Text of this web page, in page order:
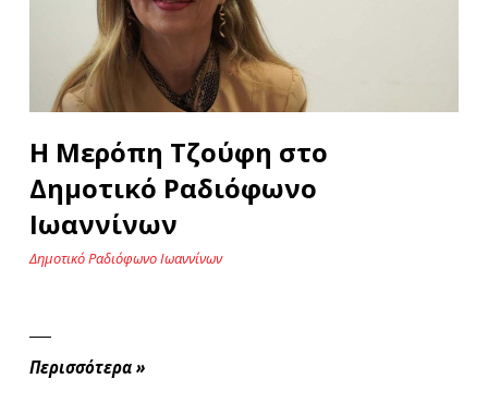
Η Μερόπη Τζούφη στο
Δημοτικό Ραδιόφωνο
Ιωαννίνων
Δημοτικό Ραδιόφωνο Ιωαννίνων
Περισσότερα »